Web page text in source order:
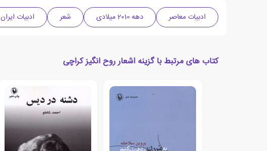
ادبیات معاصر دهه 2010 میلادی شعر ادبیات ایران
کتاب های مرتبط با گزینه اشعار روح انگیز کراچی